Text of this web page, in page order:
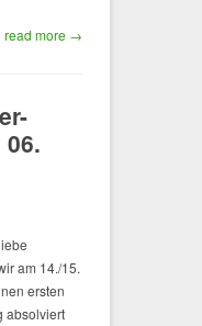
read more →
am 14./15.
ersten
absolviert